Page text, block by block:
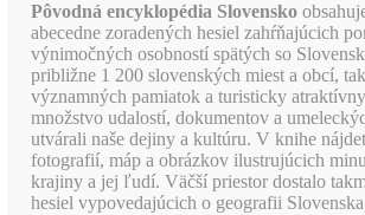
Pôvodná encyklopédia Slovensko
abecedne zoradených hesiel zahŕňajúcich
výnimočných osobností spätých so
približne 1 200 slovenských miest a obcí,
významných pamiatok a turisticky
množstvo udalostí, dokumentov a
utvárali naše dejiny a kultúru. V knihe
fotografií, máp a obrázkov ilustrujúcich
krajiny a jej ľudí. Väčší priestor dostalo
hesiel vypovedajúcich o geografii